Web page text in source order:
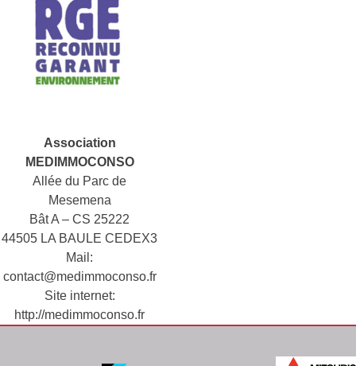
Association
MEDIMMOCONSO
Allée du Parc de
Mesemena
Bât A – CS 25222
44505 LA BAULE CEDEX3
Mail:
contact@medimmoconso.fr
Site internet:
http://medimmoconso.fr